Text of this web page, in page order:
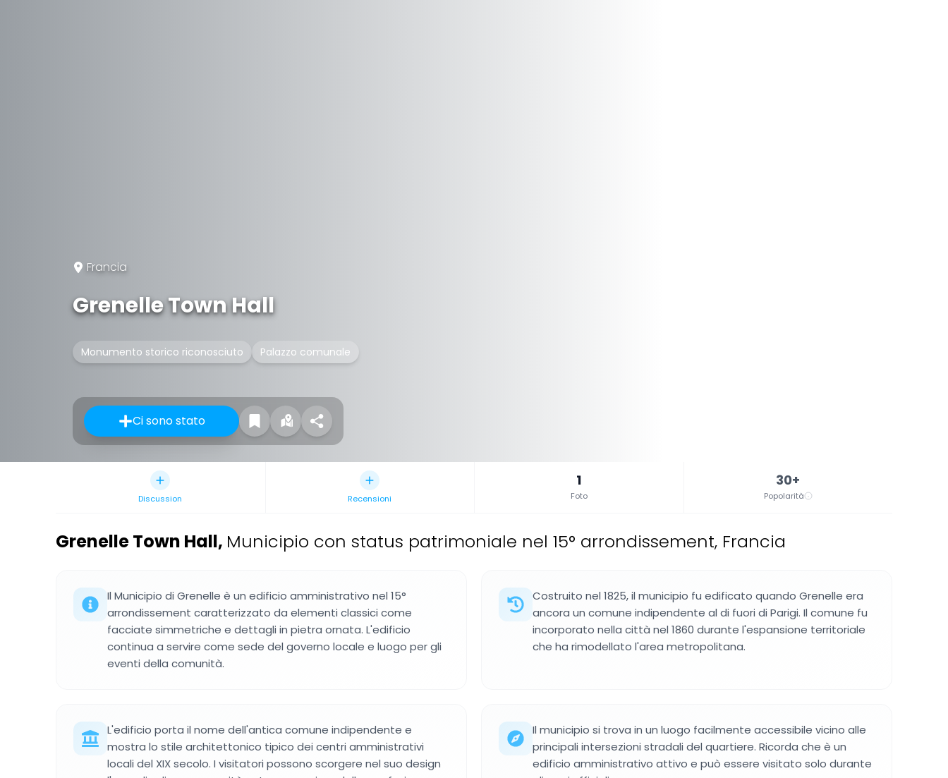
Francia
Grenelle Town Hall
Monumento storico riconosciuto Palazzo comunale
Ci sono stato
Discussion Recensioni
1
Foto
30+
Popolarità
Grenelle Town Hall, Municipio con status patrimoniale nel 15° arrondissement, Francia
Il Municipio di Grenelle è un edificio amministrativo nel 15°
arrondissement caratterizzato da elementi classici come
facciate simmetriche e dettagli in pietra ornata. L'edificio
continua a servire come sede del governo locale e luogo per gli
eventi della comunità.
Costruito nel 1825, il municipio fu edificato quando Grenelle era
ancora un comune indipendente al di fuori di Parigi. Il comune fu
incorporato nella città nel 1860 durante l'espansione territoriale
che ha rimodellato l'area metropolitana.
L'edificio porta il nome dell'antica comune indipendente e
mostra lo stile architettonico tipico dei centri amministrativi
locali del XIX secolo. I visitatori possono scorgere nel suo design
Il municipio si trova in un luogo facilmente accessibile vicino alle
principali intersezioni stradali del quartiere. Ricorda che è un
edificio amministrativo attivo e può essere visitato solo durante